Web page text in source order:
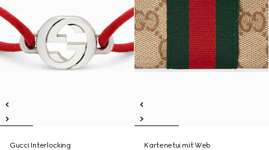
Gucci Interlocking
Kartenetui mit Web